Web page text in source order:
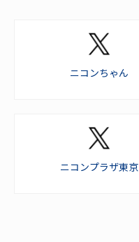
ニコンちゃん
ニコンプラザ東京